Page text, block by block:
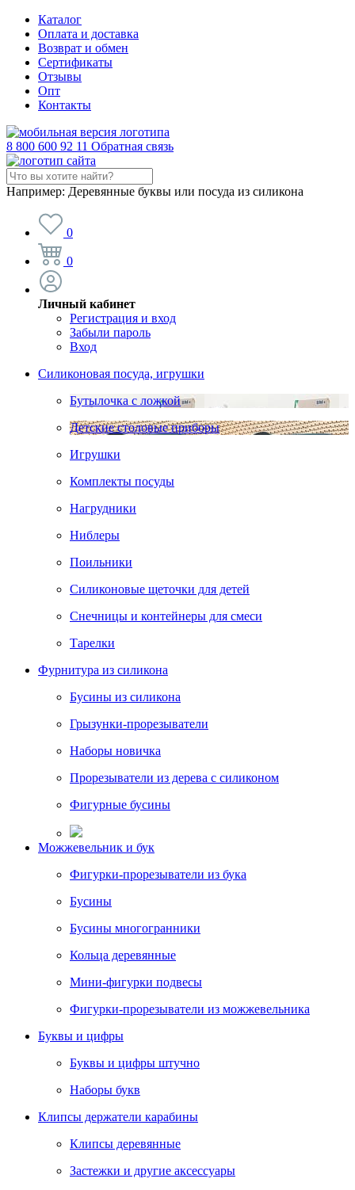
Каталог
Оплата и доставка
Возврат и обмен
Сертификаты
Отзывы
Опт
Контакты
8 800 600 92 11 Обратная связь
Например: Деревянные буквы или посуда из силикона
0
0
Личный кабинет
Регистрация и вход
Забыли пароль
Вход
Силиконовая посуда, игрушки
Бутылочка с ложкой
Детские столовые приборы
Игрушки
Комплекты посуды
Нагрудники
Ниблеры
Поильники
Силиконовые щеточки для детей
Снечницы и контейнеры для смеси
Тарелки
Фурнитура из силикона
Бусины из силикона
Грызунки-прорезыватели
Наборы новичка
Прорезыватели из дерева с силиконом
Фигурные бусины
Можжевельник и бук
Фигурки-прорезыватели из бука
Бусины
Бусины многогранники
Кольца деревянные
Мини-фигурки подвесы
Фигурки-прорезыватели из можжевельника
Буквы и цифры
Буквы и цифры штучно
Наборы букв
Клипсы держатели карабины
Клипсы деревянные
Застежки и другие аксессуары